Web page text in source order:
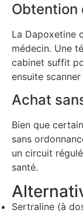
Obtention
La Dapoxetine
médecin. Une
cabinet suffit
ensuite
Achat
Bien que
sans
un circuit
santé.
Sertraline (à